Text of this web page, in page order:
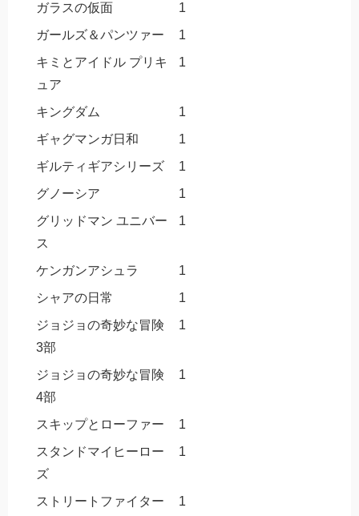
ガラスの仮面
1
ガールズ＆パンツァー
1
キミとアイドル プリキ
ュア
1
キングダム
1
ギャグマンガ日和
1
ギルティギアシリーズ
1
グノーシア
1
グリッドマン ユニバー
ス
1
ケンガンアシュラ
1
シャアの日常
1
ジョジョの奇妙な冒険
3部
1
ジョジョの奇妙な冒険
4部
1
スキップとローファー
1
スタンドマイヒーロー
ズ
1
ストリートファイター
1